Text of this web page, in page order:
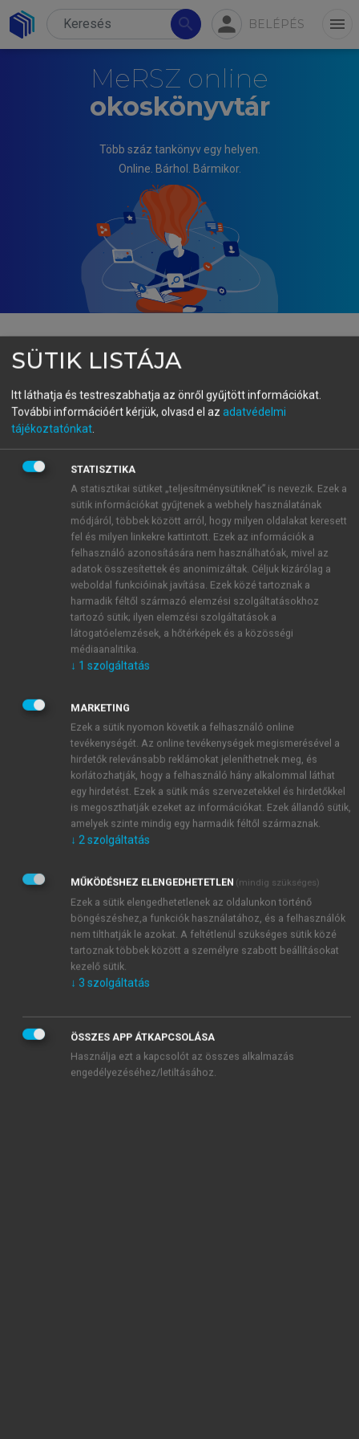
search person BELÉPÉS menu
MeRSZ online
okoskönyvtár
Több száz tankönyv egy helyen.
Online. Bárhol. Bármikor.
TÖRŐ EMESE, KÁROLYI GÉZA
Az üzleti élet gazdasági
szereplői
menu_book OLVASÁS
4.2. Az rt. alapítása
Az rt. kizárólag zártkörben alapítható, működési
formája azonban lehet zártkörű vagy nyilvános,
amelyet a cégnévben is fel kell tüntetni „zrt.” vagy
„nyrt.” rövidítéssel.
Az rt. létesítő okirata az alapszabály. A zrt.
alaptőkéje nem lehet kevesebb 5 millió Ft-nál, nyrt.
esetén 20 millió forintnál, amely készpénzből és
apportból állhat. A tőke összetétele tekintetében a
30–70%-os készpénz-apport arány érvényesül,
vagyis a pénzbeli hozzájárulás összege nem lehet
kevesebb az alaptőke 30%-ánál.
Nyilvánosan működik az a részvénytársaság,
amelynek részvényeit a tőzsdére bevezették, azaz az
nyrt. tőzsdei részvénytársaság.
Zártkörűen működik az a részvénytársaság,
amelynek részvényei nincsenek bevezetve a tőzsdére.
A működési forma megváltoztatása a közgyűlés
háromnegyedes szótöbbségű határozata alapján
lehetséges.
SÜTIK LISTÁJA
Itt láthatja és testreszabhatja az önről gyűjtött információkat.
További információért kérjük, olvasd el az adatvédelmi
tájékoztatónkat.
STATISZTIKA
A statisztikai sütiket „teljesítménysütiknek” is nevezik. Ezek a
sütik információkat gyűjtenek a webhely használatának
módjáról, többek között arról, hogy milyen oldalakat keresett
fel és milyen linkekre kattintott. Ezek az információk a
felhasználó azonosítására nem használhatóak, mivel az
adatok összesítettek és anonimizáltak. Céljuk kizárólag a
weboldal funkcióinak javítása. Ezek közé tartoznak a
harmadik féltől származó elemzési szolgáltatásokhoz
tartozó sütik; ilyen elemzési szolgáltatások a
látogatóelemzések, a hőtérképek és a közösségi
médiaanalitika.
↓ 1 szolgáltatás
MARKETING
Ezek a sütik nyomon követik a felhasználó online
tevékenységét. Az online tevékenységek megismerésével a
hirdetők relevánsabb reklámokat jeleníthetnek meg, és
korlátozhatják, hogy a felhasználó hány alkalommal láthat
egy hirdetést. Ezek a sütik más szervezetekkel és hirdetőkkel
is megoszthatják ezeket az információkat. Ezek állandó sütik,
amelyek szinte mindig egy harmadik féltől származnak.
↓ 2szolgáltatás
MŰKÖDÉSHEZ ELENGEDHETETLEN (mindig szükséges)
Ezek a sütik elengedhetetlenek az oldalunkon történő
böngészéshez,a funkciók használatához, és a felhasználók
nem tilthatják le azokat. A feltétlenül szükséges sütik közé
tartoznak többek között a személyre szabott beállításokat
kezelő sütik.
↓ 3 szolgáltatás
ÖSSZES APP ÁTKAPCSOLÁSA
Használja ezt a kapcsolót az összes alkalmazás
engedélyezéséhez/letiltásához.